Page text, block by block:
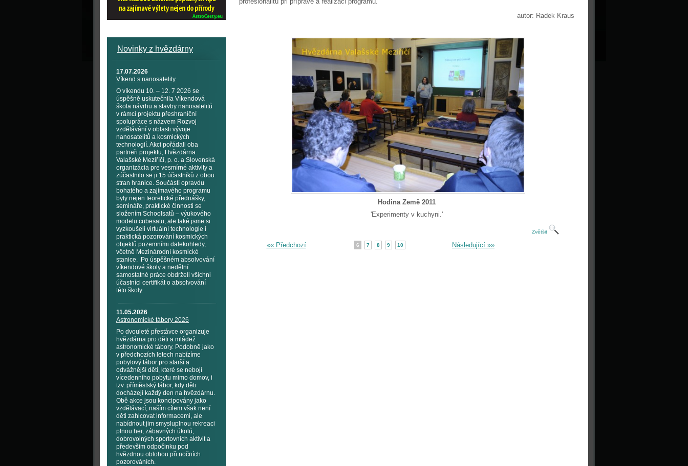
Novinky z hvězdárny
17.07.2026
Víkend s nanosatelity
O víkendu 10. – 12. 7 2026 se
úspěšně uskutečnila Víkendová
škola návrhu a stavby nanosatelitů
v rámci projektu přeshraniční
spolupráce s názvem Rozvoj
vzdělávání v oblasti vývoje
nanosatelitů a kosmických
technologií. Akci pořádali oba
partneři projektu, Hvězdárna
Valašské Meziříčí, p. o. a Slovenská
organizácia pre vesmírné aktivity a
zúčastnilo se ji 15 účastníků z obou
stran hranice. Součástí opravdu
bohatého a zajímavého programu
byly nejen teoretické přednášky,
semináře, praktické činnosti se
složením Schoolsatů – výukového
modelu cubesatu, ale také jsme si
vyzkoušeli virtuální technologie i
praktická pozorování kosmických
objektů pozemními dalekohledy,
včetně Mezinárodní kosmické
stanice. Po úspěšném absolvování
víkendové školy a nedělní
samostatné práce obdrželi všichni
účastníci certifikát o absolvování
této školy.
11.05.2026
Astronomické tábory 2026
Po dvouleté přestávce organizuje
hvězdárna pro děti a mládež
astronomické tábory. Podobně jako
v předchozích letech nabízíme
pobytový tábor pro starší a
odvážnější děti, které se nebojí
vícedenního pobytu mimo domov, i
tzv. příměstský tábor, kdy děti
docházejí každý den na hvězdárnu.
Obě akce jsou koncipovány jako
vzdělávací, naším cílem však není
děti zahlcovat informacemi, ale
nabídnout jim smysluplnou rekreaci
plnou her, zábavných úkolů,
dobrovolných sportovních aktivit a
především odpočinku pod
hvězdnou oblohou při nočních
pozorováních.
autor: Radek Kraus
Hodina Země 2011
'Experimenty v kuchyni.'
Zvětšit
«« Předchozí 6 7 8 9 10 Následující »»